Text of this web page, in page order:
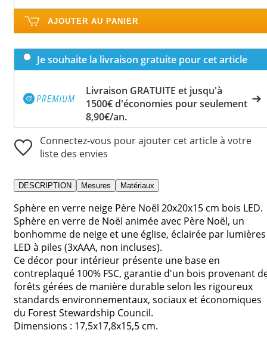
AJOUTER AU PANIER
Je souhaite la livraison gratuite pour cet article
Livraison GRATUITE et jusqu'à
1500€ d'économies pour seulement
8,90€/an.
Connectez-vous pour ajouter cet article à votre
liste des envies
DESCRIPTION Mesures Matériaux
Sphère en verre neige Père Noël 20x20x15 cm bois LED.
Sphère en verre de Noël animée avec Père Noël, un
bonhomme de neige et une église, éclairée par lumières
LED à piles (3xAAA, non incluses).
Ce décor pour intérieur présente une base en
contreplaqué 100% FSC, garantie d'un bois provenant
forêts gérées de manière durable selon les rigoureux
standards environnementaux, sociaux et économiques
du Forest Stewardship Council.
Dimensions : 17,5x17,8x15,5 cm.